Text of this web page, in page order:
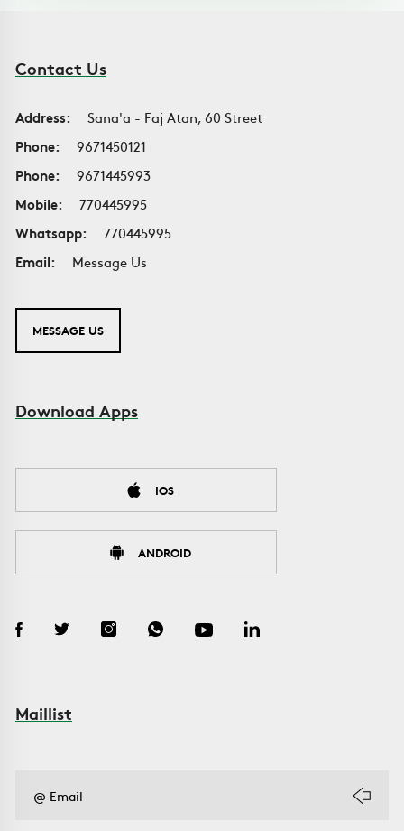
Contact Us
Address:
Sana'a - Faj Atan, 60 Street
Phone:
9671450121
Phone:
9671445993
Mobile:
770445995
Whatsapp:
770445995
Email:
Message Us
MESSAGE US
Download Apps
IOS
ANDROID
Maillist